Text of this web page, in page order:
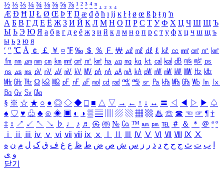
½ ⅓ ⅔ ¼ ¾ ⅛ ⅜ ⅝ ⅞ ¹ ² ³ ⁴ ⁿ ₁ ₂ ₃ ₄
Æ Ð Ħ Ĳ Ł Ø Œ Þ Ŧ Ŋ æ đ ð ħ ı ĳ ĸ ŀ ł ø œ ß þ ŧ ŋ ŉ
А Б В Г Д Е Ё Ж З И Й К Л М Н О П Р С Т У Ф Х Ц Ч Ш Щ Ъ
Ы Ь Э Ю Я а б в г д е ё ж з и й к л м н о п р с т у ф х ц ч ш щ ъ
ы ь э ю я
′ ″ ℃ Å ￠ ￡ ￥ ¤ ℉ ‰ ＄ ％ Ｆ ￦ ㎕ ㎖ ㎗ ℓ ㎘ ㏄ ㎣ ㎤ ㎥ ㎦
㎙ ㎚ ㎛ ㎜ ㎝ ㎞ ㎟ ㎠ ㎡ ㎢ ㏊ ㎍ ㎎ ㎏ ㏏ ㎈ ㎉ ㏈ ㎧ ㎨ ㎰
㎱ ㎲ ㎳ ㎴ ㎵ ㎶ ㎷ ㎸ ㎹ ㎀ ㎁ ㎂ ㎃ ㎄ ㎺ ㎻ ㎽ ㎾ ㎿ ㎐ ㎑
㎒ ㎓ ㎔ Ω ㏀ ㏁ ㎊ ㎋ ㎌ ㏖ ㏅ ㎭ ㎮ ㎯ ㏛ ㎩ ㎪ ㎫ ㎬ ㏝ ㏐
㏓
㏃ ㏉ ㏜ ㏆
§ ※ ☆ ★ ○ ● ◎ ◇ ◆ □ ■ △ ▽ → ← ↑ ↓ ↔ 〓 ◁ ◀ ▷ ▶ ♤
♠ ♡ ♥ ♧ ♣ ⊙ ◈ ▣ ◐ ◑ ▒ ▤ ▨ ▧ ▦ ▩ ♨ ☏ ☎ ☜ ☞ ¶ †
‡ ↕ ↗ ↙ ↖ ↘ ♭ ♩ ♪ ♬ ㉿ ㈜ № ㏇ ™ ㏂ ㏘ ℡ ＃ ＆ ＊ ＠ ª º
ⅰ
ⅱ ⅲ ⅳ ⅴ ⅵ ⅶ ⅷ ⅸ ⅹ Ⅳ Ⅴ Ⅵ Ⅶ Ⅷ Ⅸ Ⅹ
ب ت ث ج ح خ د ذ ر ز س ش ص ض ط ظ ع غ ف ق ک ل م ن ه
و ی
닫기